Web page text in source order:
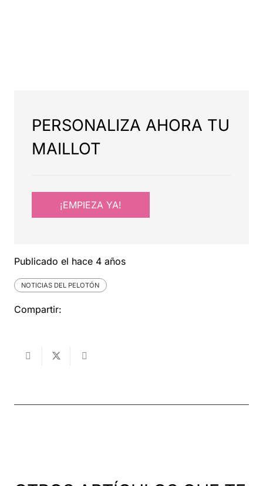
PERSONALIZA AHORA TU
MAILLOT
¡EMPIEZA YA!
Publicado el hace 4 años
NOTICIAS DEL PELOTÓN
Compartir: